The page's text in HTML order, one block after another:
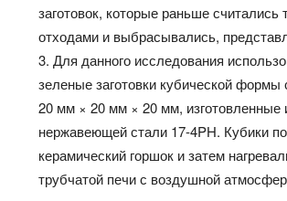
заготовок, которые раньше
отходами и выбрасывались,
3. Для данного исследования
зеленые заготовки кубической
20 мм × 20 мм × 20 мм, изготовленные
нержавеющей стали 17-4PH. Кубики
керамический горшок и затем
трубчатой печи с воздушной